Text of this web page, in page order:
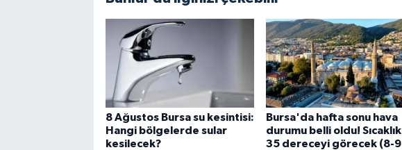
8 Ağustos Bursa su kesintisi:
Hangi bölgelerde sular
kesilecek?
Bursa'da hafta sonu hava
durumu belli oldu! Sıcaklık
35 dereceyi görecek (8-9